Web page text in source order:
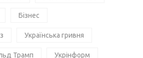
Бізнес
Українська гривня
Трамп Укрінформ